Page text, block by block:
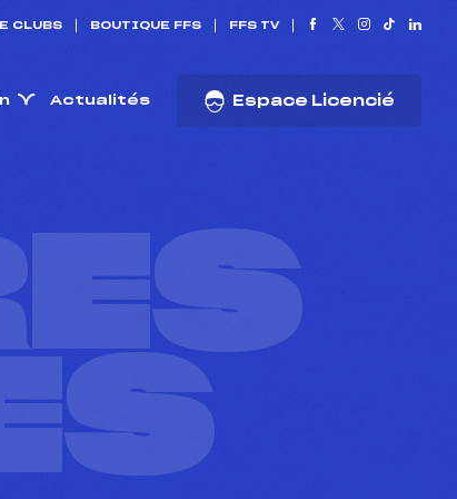
CLUBS BOUTIQUE FFS FFS TV
Actualités Espace Licencié